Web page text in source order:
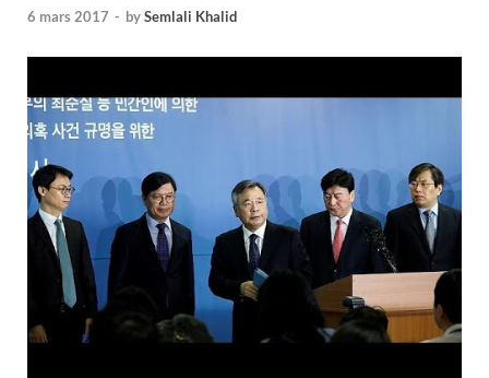
6 mars 2017 - bySemlali Khalid